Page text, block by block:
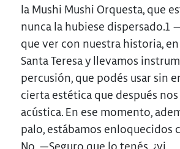
la Mushi Mushi Orquesta, que
nunca la hubiese dispersado.1
que ver con nuestra historia,
Santa Teresa y llevamos
percusión, que podés usar sin
cierta estética que después
acústica. En ese momento,
palo, estábamos enloquecidos
No. —Seguro que lo tenés, ¿vi...